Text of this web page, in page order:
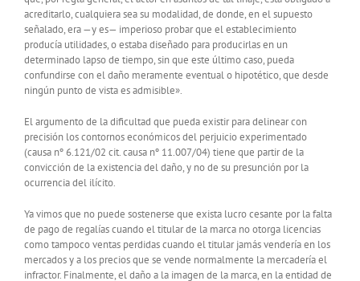
acreditarlo, cualquiera sea su modalidad, de donde, en el supuesto
señalado, era —y es— imperioso probar que el establecimiento
producía utilidades, o estaba diseñado para producirlas en un
determinado lapso de tiempo, sin que este último caso, pueda
confundirse con el daño meramente eventual o hipotético, que desde
ningún punto de vista es admisible».
El argumento de la dificultad que pueda existir para delinear con
precisión los contornos económicos del perjuicio experimentado
(causa nº 6.121/02 cit. causa nº 11.007/04) tiene que partir de la
convicción de la existencia del daño, y no de su presunción por la
ocurrencia del ilícito.
Ya vimos que no puede sostenerse que exista lucro cesante por la falta
de pago de regalías cuando el titular de la marca no otorga licencias
como tampoco ventas perdidas cuando el titular jamás vendería en los
mercados y a los precios que se vende normalmente la mercadería el
infractor. Finalmente, el daño a la imagen de la marca, en la entidad de